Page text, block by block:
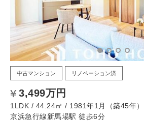
中古マンション リノベーション済
3,499万円
1LDK / 44.24㎡ / 1981年1月（築45年）
京浜急行線新馬場駅 徒歩6分